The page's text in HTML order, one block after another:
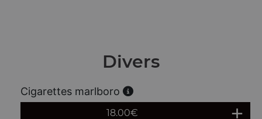
Divers
Cigarettes marlboro
18.00€